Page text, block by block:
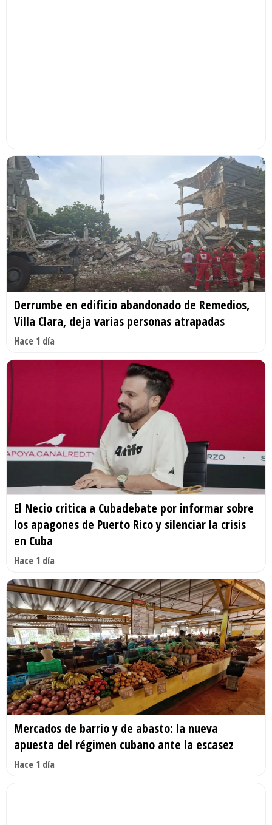
Derrumbe en edificio abandonado de Remedios,
Villa Clara, deja varias personas atrapadas
Hace 1 día
El Necio critica a Cubadebate por informar sobre
los apagones de Puerto Rico y silenciar la crisis
en Cuba
Hace 1 día
Mercados de barrio y de abasto: la nueva
apuesta del régimen cubano ante la escasez
Hace 1 día